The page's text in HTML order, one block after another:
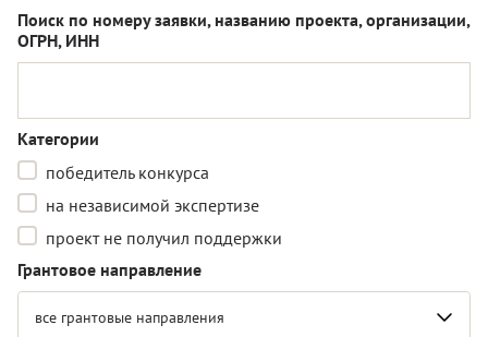
Поиск по номеру заявки, названию проекта, организации,
ОГРН, ИНН
Категории
победитель конкурса
на независимой экспертизе
проект не получил поддержки
Грантовое направление
все грантовые направления